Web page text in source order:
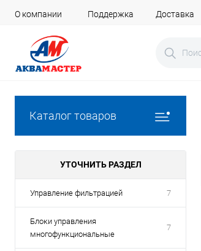
О компании Поддержка Доставка
Каталог товаров
УТОЧНИТЬ РАЗДЕЛ
Управление фильтрацией 7
Блоки управления
многофункциональные
7